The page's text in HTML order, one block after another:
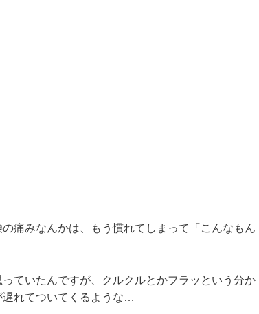
痛みなんかは、もう慣れてしまって「こんなもん
ていたんですが、クルクルとかフラッという分か
遅れてついてくるような…